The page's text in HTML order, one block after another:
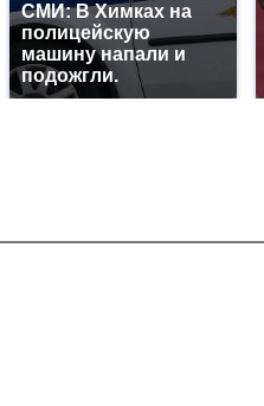
СМИ: В Химках на
полицейскую
машину напали и
подожгли.